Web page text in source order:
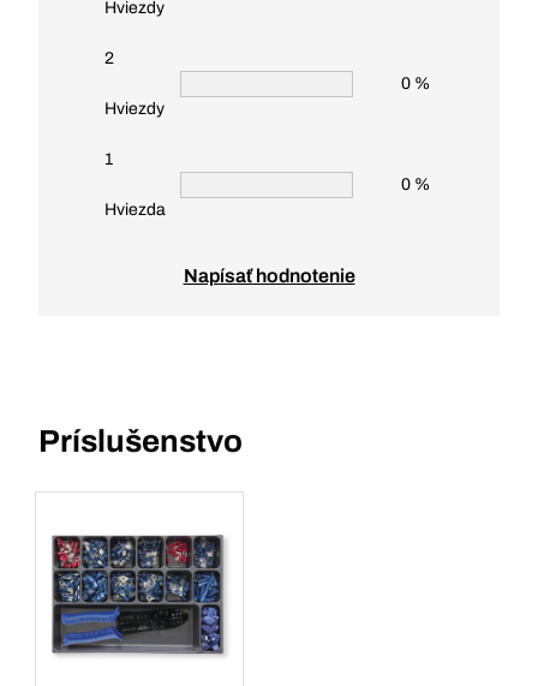
Hviezdy
2
Hviezdy
0 %
1
Hviezda
0 %
Napísať hodnotenie
Príslušenstvo